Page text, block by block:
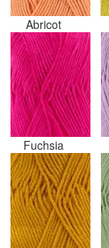
Abricot
Fuchsia